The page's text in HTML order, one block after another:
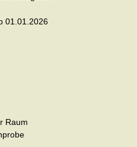
01.01.2026
Raum